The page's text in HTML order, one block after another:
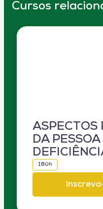
Cursos
ASPECTOS
DA PESSOA
180h